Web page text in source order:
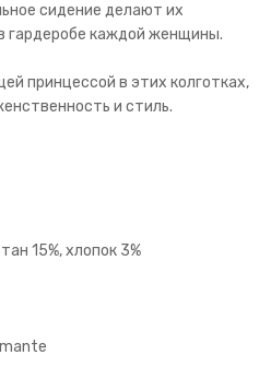
сидение делают их
гардеробе каждой женщины.
принцессой в этих колготках,
и стиль.
15%, хлопок 3%